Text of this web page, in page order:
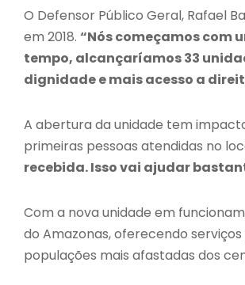
O Defensor Público Geral, Rafael
em 2018. “Nós começamos com
tempo, alcançaríamos 33
dignidade e mais acesso a
A abertura da unidade tem
primeiras pessoas atendidas no
recebida. Isso vai ajudar
Com a nova unidade em
do Amazonas, oferecendo
populações mais afastadas dos